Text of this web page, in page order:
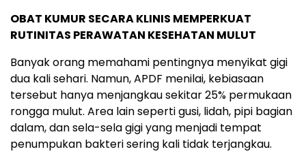
OBAT KUMUR SECARA KLINIS MEMPERKUAT
RUTINITAS PERAWATAN KESEHATAN MULUT
Banyak orang memahami pentingnya menyikat gigi
dua kali sehari. Namun, APDF menilai, kebiasaan
tersebut hanya menjangkau sekitar 25% permukaan
rongga mulut. Area lain seperti gusi, lidah, pipi bagian
dalam, dan sela-sela gigi yang menjadi tempat
penumpukan bakteri sering kali tidak terjangkau.